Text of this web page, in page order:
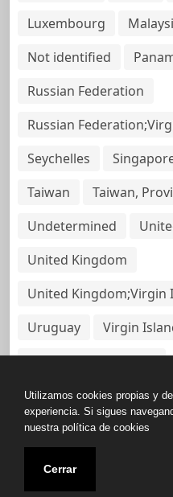
Luxembourg
Not identified
Russian Federation
Russian
Seychelles
Taiwan
Taiwan,
Undetermined
United Kingdom
United Kingdom;Virgin
Uruguay
Virgin
Virgin Islands, British
Copyright ©
Base de Datos de
Utilizamos cookies propias y
experiencia. Si sigues
nuestra política de cookies
Cerrar